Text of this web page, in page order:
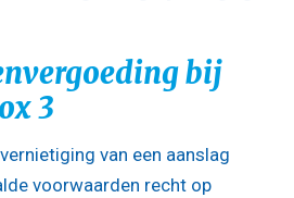
bij
3
van een aanslag
voorwaarden recht op